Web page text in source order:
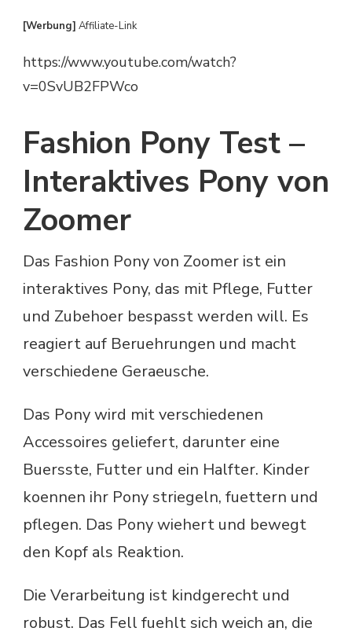
[Werbung] Affiliate-Link
https://www.youtube.com/watch?
v=0SvUB2FPWco
Fashion Pony Test –
Interaktives Pony von
Zoomer
Das Fashion Pony von Zoomer ist ein
interaktives Pony, das mit Pflege, Futter
und Zubehoer bespasst werden will. Es
reagiert auf Beruehrungen und macht
verschiedene Geraeusche.
Das Pony wird mit verschiedenen
Accessoires geliefert, darunter eine
Buersste, Futter und ein Halfter. Kinder
koennen ihr Pony striegeln, fuettern und
pflegen. Das Pony wiehert und bewegt
den Kopf als Reaktion.
Die Verarbeitung ist kindgerecht und
robust. Das Fell fuehlt sich weich an, die